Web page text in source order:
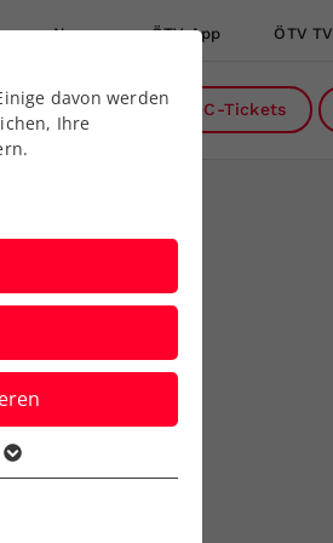
News ÖTV App ÖTV TV
DC-Tickets
davon werden
Ihre
der
Webseite